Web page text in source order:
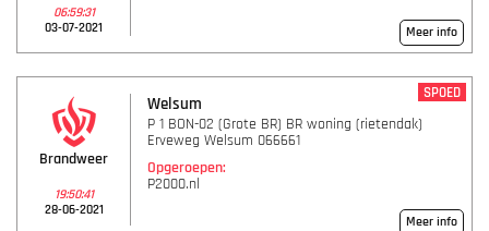
06:59:31
03-07-2021
Meer info
Brandweer
19:50:41
28-06-2021
Welsum
SPOED
P 1 BON-02 (Grote BR) BR woning (rietendak)
Erveweg Welsum 066661
Opgeroepen:
P2000.nl
Meer info